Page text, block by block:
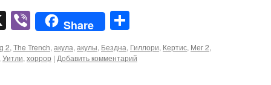
X ViberShare
2,The Trench,акула,акулы, Бездна, Гиллори, Кертис, Мег 2,
Уитли,хоррор | Добавить комментарий